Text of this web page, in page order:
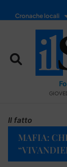
Cronache locali
Il fatto
MAFIA: